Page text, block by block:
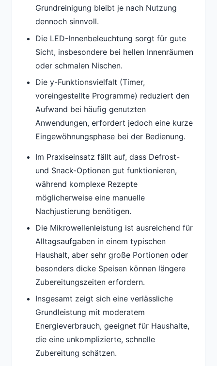
Grundreinigung bleibt je nach Nutzung
dennoch sinnvoll.
Die LED-Innenbeleuchtung sorgt für gute
Sicht, insbesondere bei hellen Innenräumen
oder schmalen Nischen.
Die y-Funktionsvielfalt (Timer,
voreingestellte Programme) reduziert den
Aufwand bei häufig genutzten
Anwendungen, erfordert jedoch eine kurze
Eingewöhnungsphase bei der Bedienung.
Im Praxiseinsatz fällt auf, dass Defrost-
und Snack-Optionen gut funktionieren,
während komplexe Rezepte
möglicherweise eine manuelle
Nachjustierung benötigen.
Die Mikrowellenleistung ist ausreichend für
Alltagsaufgaben in einem typischen
Haushalt, aber sehr große Portionen oder
besonders dicke Speisen können längere
Zubereitungszeiten erfordern.
Insgesamt zeigt sich eine verlässliche
Grundleistung mit moderatem
Energieverbrauch, geeignet für Haushalte,
die eine unkomplizierte, schnelle
Zubereitung schätzen.